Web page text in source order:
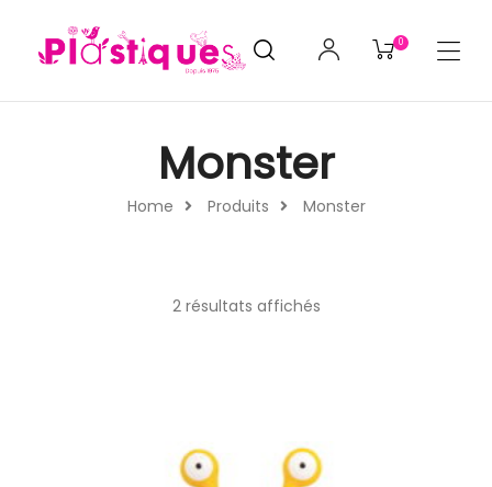
0
Home Produits Monster
Monster
2 résultats affichés